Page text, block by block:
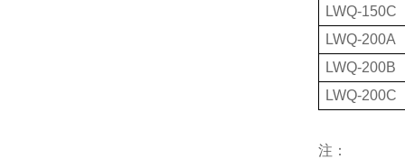
LWQ-150C
LWQ-200A
LWQ-200B
LWQ-200C
注：